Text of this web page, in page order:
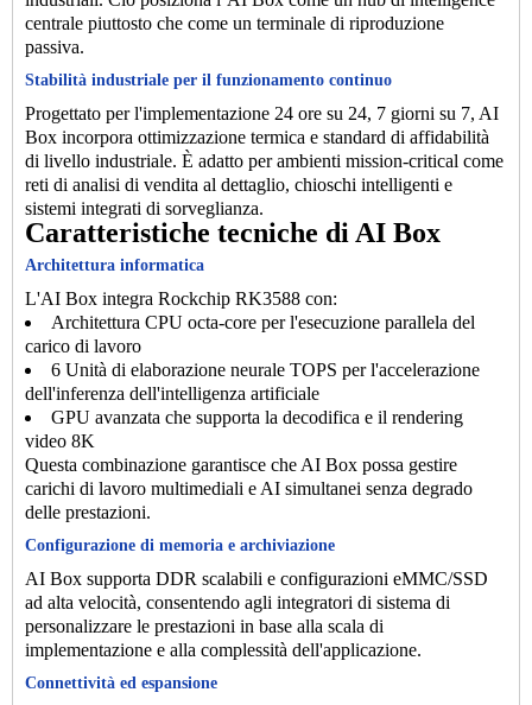
centrale piuttosto che come un terminale di riproduzione
passiva.
Stabilità industriale per il funzionamento continuo
Progettato per l'implementazione 24 ore su 24, 7 giorni su 7, AI
Box incorpora ottimizzazione termica e standard di affidabilità
di livello industriale. È adatto per ambienti mission-critical come
reti di analisi di vendita al dettaglio, chioschi intelligenti e
sistemi integrati di sorveglianza.
Caratteristiche tecniche di AI Box
Architettura informatica
L'AI Box integra Rockchip RK3588 con:
Architettura CPU octa-core per l'esecuzione parallela del
carico di lavoro
6 Unità di elaborazione neurale TOPS per l'accelerazione
dell'inferenza dell'intelligenza artificiale
GPU avanzata che supporta la decodifica e il rendering
video 8K
Questa combinazione garantisce che AI Box possa gestire
carichi di lavoro multimediali e AI simultanei senza degrado
delle prestazioni.
Configurazione di memoria e archiviazione
AI Box supporta DDR scalabili e configurazioni eMMC/SSD
ad alta velocità, consentendo agli integratori di sistema di
personalizzare le prestazioni in base alla scala di
implementazione e alla complessità dell'applicazione.
Connettività ed espansione